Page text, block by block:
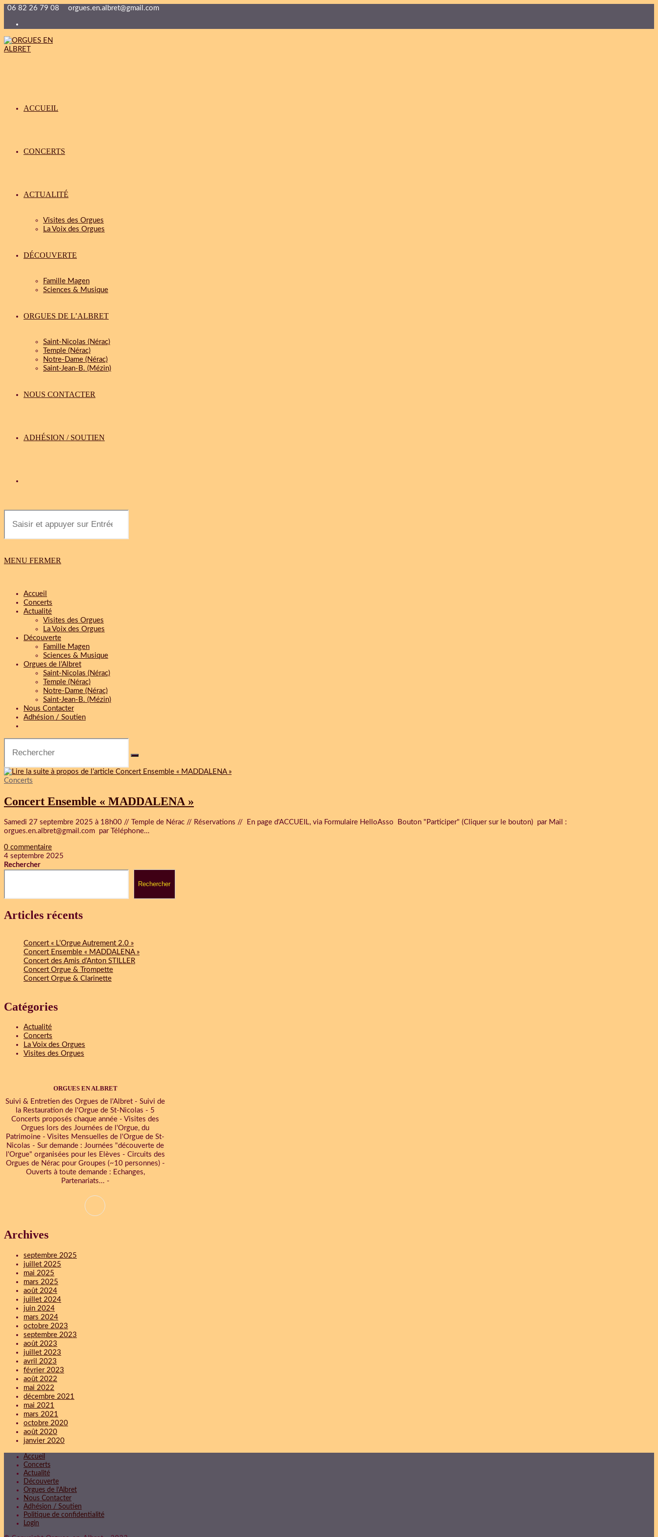
06 82 26 79 08 orgues.en.albret@gmail.com
ACCUEIL
CONCERTS
ACTUALITÉ
Visites des Orgues
La Voix des Orgues
DÉCOUVERTE
Famille Magen
Sciences & Musique
ORGUES DE L’ALBRET
Saint-Nicolas (Nérac)
Temple (Nérac)
Notre-Dame (Nérac)
Saint-Jean-B. (Mézin)
NOUS CONTACTER
ADHÉSION / SOUTIEN
MENU FERMER
Accueil
Concerts
Actualité
Visites des Orgues
La Voix des Orgues
Découverte
Famille Magen
Sciences & Musique
Orgues de l’Albret
Saint-Nicolas (Nérac)
Temple (Nérac)
Notre-Dame (Nérac)
Saint-Jean-B. (Mézin)
Nous Contacter
Adhésion / Soutien
Concerts
Concert Ensemble « MADDALENA »
Samedi 27 septembre 2025 à 18h00 // Temple de Nérac // Réservations // En page d'ACCUEIL, via Formulaire HelloAsso Bouton "Participer" (Cliquer sur le bouton) par Mail :
orgues.en.albret@gmail.com par Téléphone…
0 commentaire
4 septembre 2025
Rechercher
Rechercher
Articles récents
Concert « L’Orgue Autrement 2.0 »
Concert Ensemble « MADDALENA »
Concert des Amis d’Anton STILLER
Concert Orgue & Trompette
Concert Orgue & Clarinette
Catégories
Actualité
Concerts
La Voix des Orgues
Visites des Orgues
ORGUES EN ALBRET
Suivi & Entretien des Orgues de l'Albret - Suivi de
la Restauration de l'Orgue de St-Nicolas - 5
Concerts proposés chaque année - Visites des
Orgues lors des Journées de l'Orgue, du
Patrimoine - Visites Mensuelles de l'Orgue de St-
Nicolas - Sur demande : Journées "découverte de
l'Orgue" organisées pour les Elèves - Circuits des
Orgues de Nérac pour Groupes (~10 personnes) -
Ouverts à toute demande : Echanges,
Partenariats... -
Archives
septembre 2025
juillet 2025
mai 2025
mars 2025
août 2024
juillet 2024
juin 2024
mars 2024
octobre 2023
septembre 2023
août 2023
juillet 2023
avril 2023
février 2023
août 2022
mai 2022
décembre 2021
mai 2021
mars 2021
octobre 2020
août 2020
janvier 2020
Accueil
Concerts
Actualité
Découverte
Orgues de l’Albret
Nous Contacter
Adhésion / Soutien
Politique de confidentialité
Login